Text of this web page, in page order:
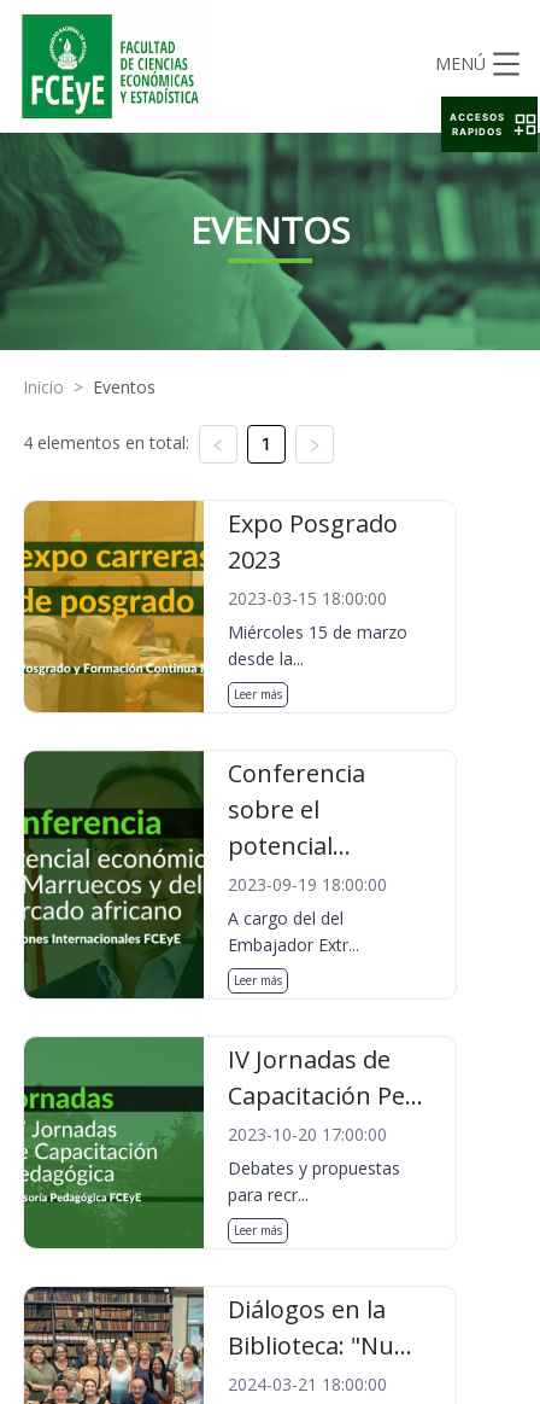
MENÚ
EVENTOS
Inicio > Eventos
4 elementos en total: 1
Expo Posgrado
2023
2023-03-15 18:00:00
Miércoles 15 de marzo
desde la...
Leer más
Conferencia
sobre el
potencial...
2023-09-19 18:00:00
A cargo del del
Embajador Extr...
Leer más
IV Jornadas de
Capacitación Pe...
2023-10-20 17:00:00
Debates y propuestas
para recr...
Leer más
Diálogos en la
Biblioteca: "Nu...
2024-03-21 18:00:00
ACCESOS
RAPIDOS